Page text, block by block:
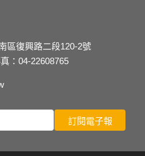
區復興路二段120-2號
：04-22608765